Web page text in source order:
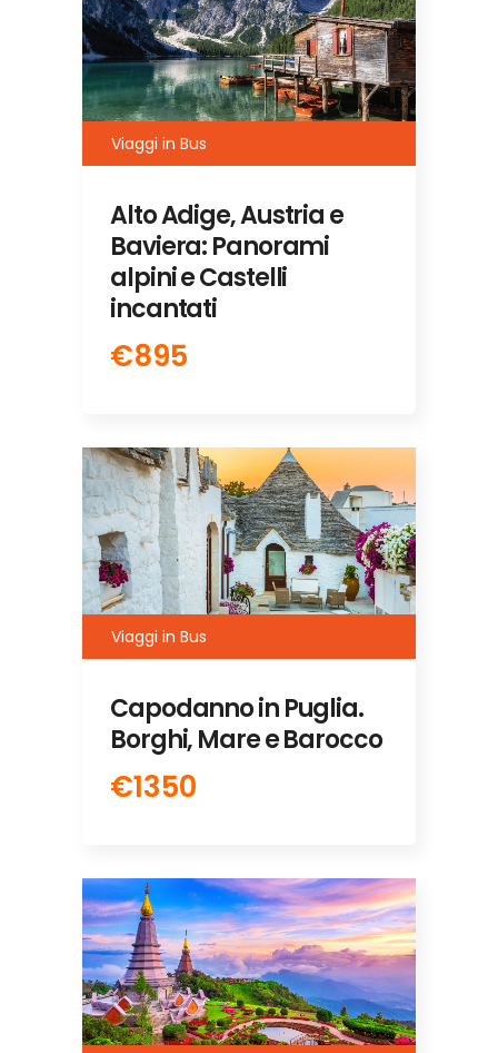
Viaggi in Bus
Alto Adige, Austria e
Baviera: Panorami
alpini e Castelli
incantati
€895
Viaggi in Bus
Capodanno in Puglia.
Borghi, Mare e Barocco
€1350